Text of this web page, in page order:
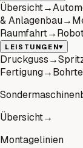
Übersicht→
& Anlagenbau→
Raumfahrt→
LEISTUNGEN▾
Druckguss→
Fertigung→
Übersicht→
Montagelinien